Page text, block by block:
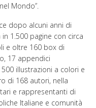
Mondo”.
dopo alcuni anni di
1.500 pagine con circa
e oltre 160 box di
17 appendici
illustrazioni a colori e
di 168 autori, nella
e rappresentanti di
Italiane e comunità